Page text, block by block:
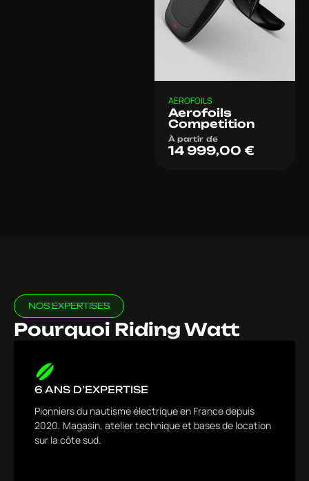
AEROFOILS
Aerofoils
Competition
À partir de
14 999,00 €
NOS EXPERTISES
Pourquoi Riding Watt
6 ANS D’EXPERTISE
Pionniers du nautisme électrique en France depuis
2020. Magasin, atelier technique et bases de location
sur la côte sud.